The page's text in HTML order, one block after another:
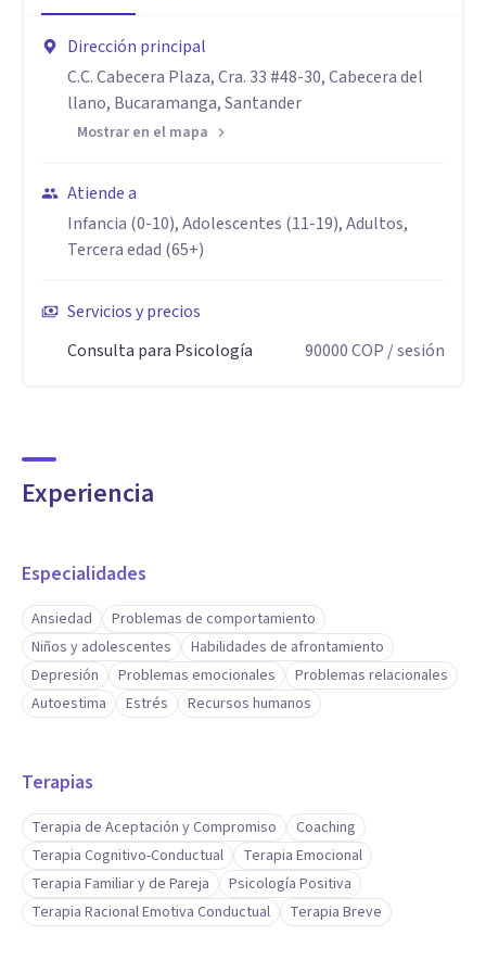
específicas, siempre desde la empatía y la comprensión.
- Resultados transformadores: mis pacientes han
experimentado cambios significativos, como un mayor
bienestar emocional, relaciones más saludables y avances
notables en su vida personal y profesional.
Dirección principal
C.C. Cabecera Plaza, Cra. 33 #48-30, Cabecera del
llano, Bucaramanga, Santander
Mostrar en el mapa
Atiende a
Infancia (0-10), Adolescentes (11-19), Adultos,
Tercera edad (65+)
Servicios y precios
Consulta para Psicología
90000COP / sesión
Experiencia
Especialidades
Ansiedad
Problemas de comportamiento
Niños y adolescentes
Habilidades de afrontamiento
Depresión
Problemas emocionales
Problemas relacionales
Autoestima
Estrés Recursos humanos
Terapias
Terapia de Aceptación y Compromiso
Coaching
Terapia Cognitivo-Conductual
Terapia Emocional
Terapia Familiar y de Pareja
Psicología Positiva
Terapia Racional Emotiva Conductual
Terapia Breve